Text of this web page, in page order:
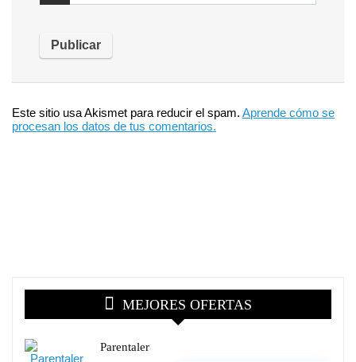
Este sitio usa Akismet para reducir el spam. Aprende cómo se
procesan los datos de tus comentarios.
MEJORES OFERTAS
Parentaler